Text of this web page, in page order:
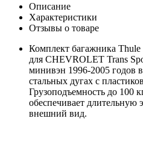
Описание
Характеристики
Отзывы о товаре
Комплект багажника Thule
для CHEVROLET Trans
минивэн 1996-2005 годов
стальных дугах с
Грузоподъемность до 100
обеспечивает длительную
внешний вид.